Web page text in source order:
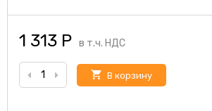
1 313 Р в т.ч. НДС
В корзину